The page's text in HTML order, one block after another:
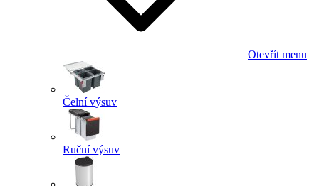
Otevřít menu
Čelní výsuv
Ruční výsuv